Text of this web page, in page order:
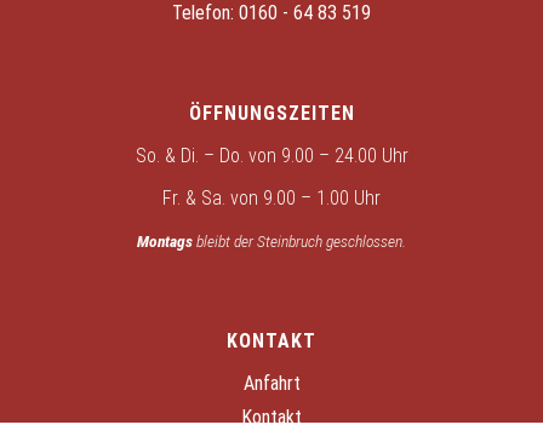
Telefon: 0160 - 64 83 519
ÖFFNUNGSZEITEN
So. & Di. – Do. von 9.00 – 24.00 Uhr
Fr. & Sa. von 9.00 – 1.00 Uhr
Montagsbleibt der Steinbruch geschlossen.
KONTAKT
Anfahrt
Kontakt